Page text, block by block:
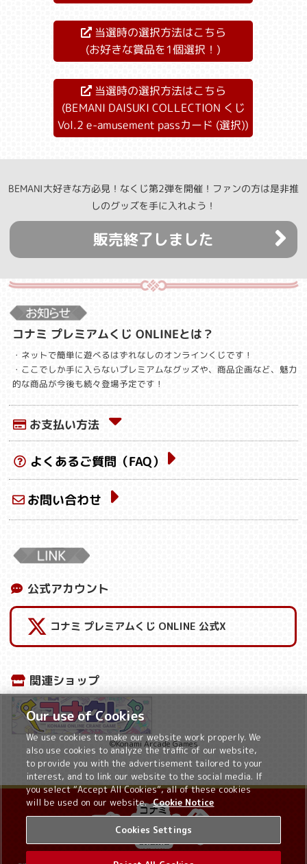
当選時の選択方法はこちら
(お好きな賞品を1個選択！)
当選時の選択方法はこちら
(BEMANI DAISUKI COLLECTION くじ
Vol.2 e-amusement passカード (選択))
BEMANI大好きな方必見！なくじ第2弾を開催！ファンの方は是非推
しのグッズを手に入れよう！
販売終了しました
コナミ プレミアムくじ ONLINEとは？
・ネットで簡単に遊べるはずれなしのオンラインくじです！
・ここでしか手に入らないプレミアムなグッズや、商品企画など、魅力
的な商品が今後も続々登場予定です！
お支払い方法
よくあるご質問（FAQ）
お問い合わせ
公式アカウント
コナミ プレミアムくじ ONLINE 公式X
関連ショップ
©Konami Arcade Games
Our use of Cookies
We use cookies to make our website work properly. We
also use cookies to analyze the traffic of our website,
to provide you with the advertisement tailored to your
interest, and to link our website to the social media. If
you select “Accept All Cookies”, all of these cookies
will be used on our website. Cookie Notice
Cookies Settings